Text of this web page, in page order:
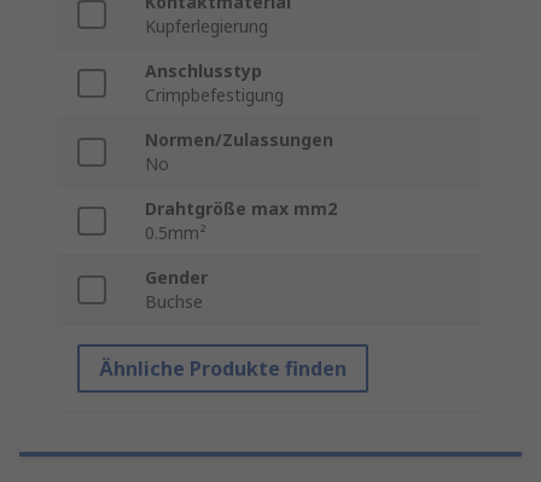
Kupferlegierung
Anschlusstyp
Crimpbefestigung
Normen/Zulassungen
No
Drahtgröße max mm2
0.5mm²
Gender
Buchse
Ähnliche Produkte finden